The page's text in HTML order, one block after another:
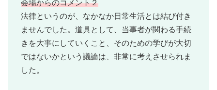
会場からのコメント２
法律というのが、なかなか日常生活とは結び付き
ませんでした。道具として、当事者が関わる手続
きを大事にしていくこと、そのための学びが大切
ではないかという議論は、非常に考えさせられま
した。